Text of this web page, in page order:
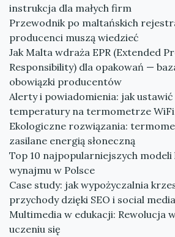
instrukcja dla małych firm
Przewodnik po maltańskich
producenci muszą wiedzieć
Jak Malta wdraża EPR (Extended
Responsibility) dla opakowań —
obowiązki producentów
Alerty i powiadomienia: jak
temperatury na termometrze WiFi
Ekologiczne rozwiązania:
zasilane energią słoneczną
Top 10 najpopularniejszych modeli
wynajmu w Polsce
Case study: jak wypożyczalnia
przychody dzięki SEO i social media
Multimedia w edukacji: Rewolucja
uczeniu się